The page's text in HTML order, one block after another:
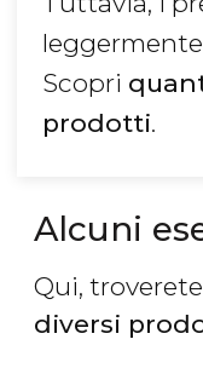
Scopri
prodotti.
Alcuni
Qui,
diversi